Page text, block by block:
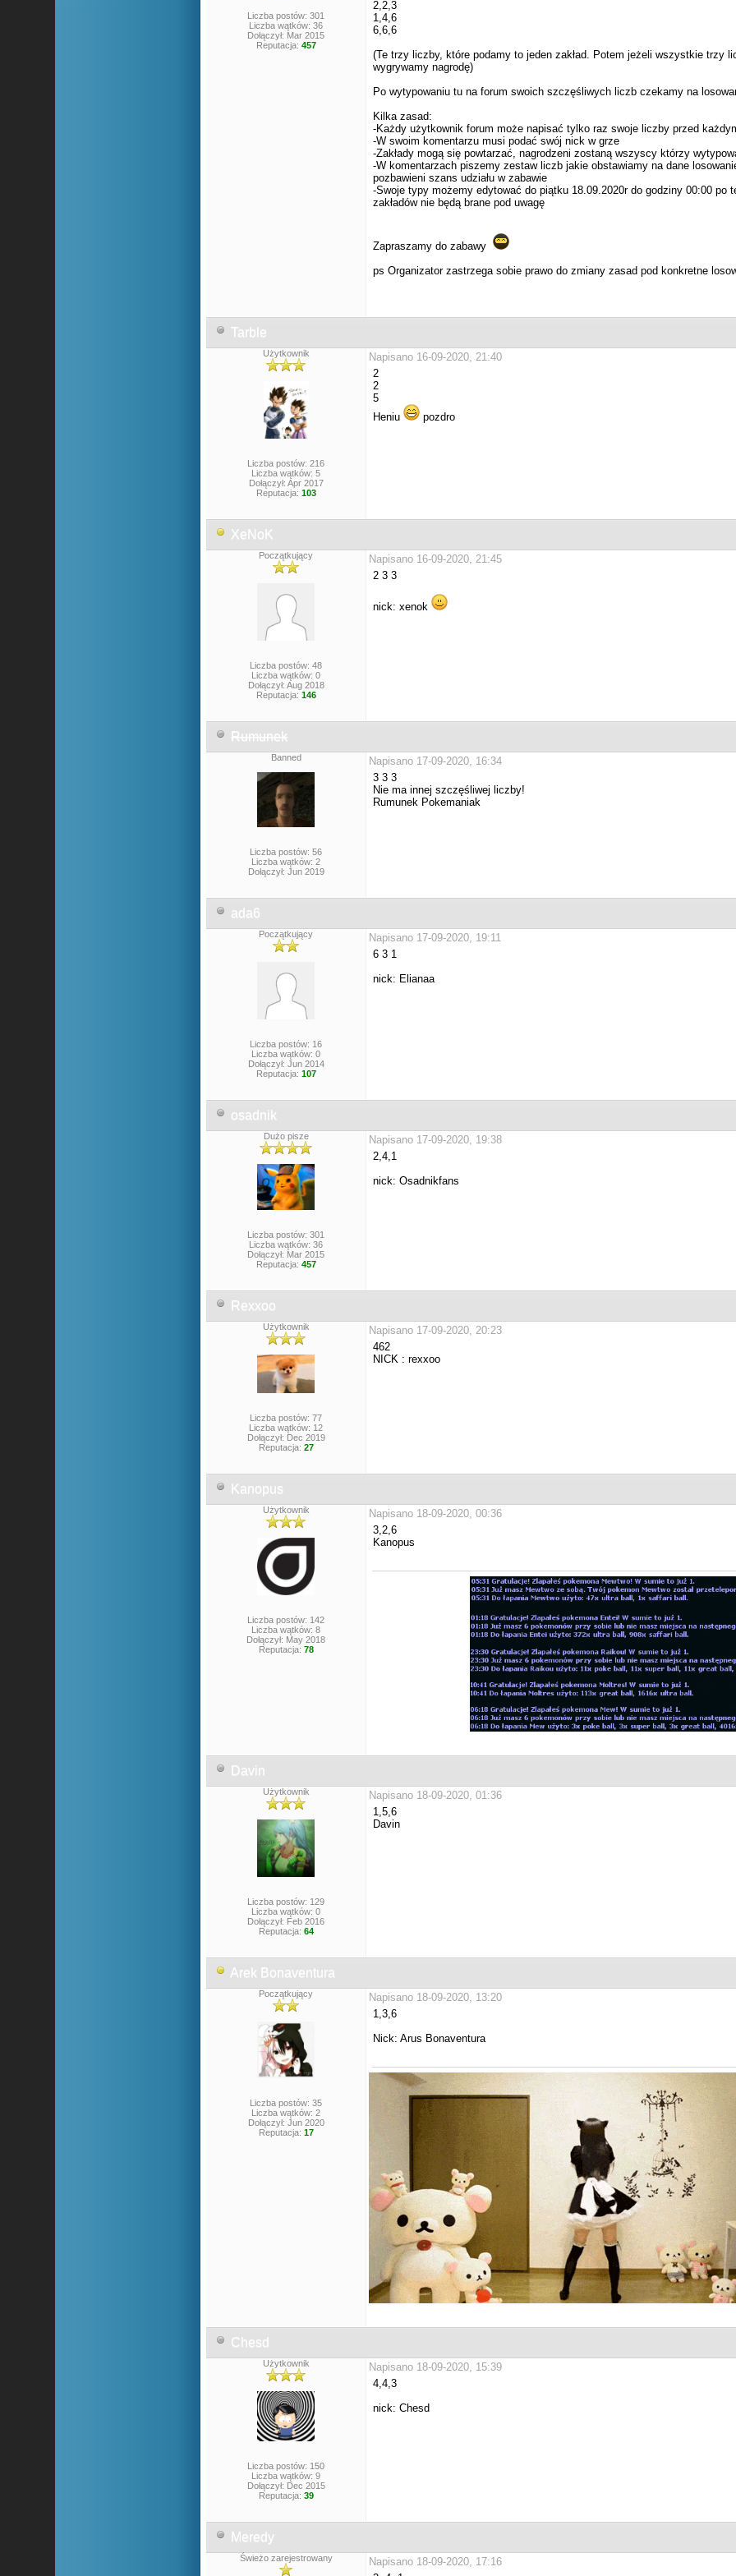
Liczba postów: 301
Liczba wątków: 36
Dołączył: Mar 2015
Reputacja: 457
2,2,3
1,4,6
6,6,6
(Te trzy liczby, które podamy to jeden zakład. Potem jeżeli wszystkie trzy
wygrywamy nagrodę)
Po wytypowaniu tu na forum swoich szczęśliwych liczb czekamy na
Kilka zasad:
-Każdy użytkownik forum może napisać tylko raz swoje liczby przed
-W swoim komentarzu musi podać swój nick w grze
-Zakłady mogą się powtarzać, nagrodzeni zostaną wszyscy którzy
-W komentarzach piszemy zestaw liczb jakie obstawiamy na dane
pozbawieni szans udziału w zabawie
-Swoje typy możemy edytować do piątku 18.09.2020r do godziny 00:00
zakładów nie będą brane pod uwagę
Zapraszamy do zabawy
ps Organizator zastrzega sobie prawo do zmiany zasad pod konkretne
Tarble
Użytkownik
Liczba postów: 216
Liczba wątków: 5
Dołączył: Apr 2017
Reputacja: 103
Napisano 16-09-2020, 21:40
2
2
5
Heniu
pozdro
XeNoK
Początkujący
Liczba postów: 48
Liczba wątków: 0
Dołączył: Aug 2018
Reputacja: 146
Napisano 16-09-2020, 21:45
2 3 3
nick: xenok
Rumunek
Banned
Liczba postów: 56
Liczba wątków: 2
Dołączył: Jun 2019
Napisano 17-09-2020, 16:34
3 3 3
Nie ma innej szczęśliwej liczby!
Rumunek Pokemaniak
ada6
Początkujący
Liczba postów: 16
Liczba wątków: 0
Dołączył: Jun 2014
Reputacja: 107
Napisano 17-09-2020, 19:11
6 3 1
nick: Elianaa
osadnik
Dużo pisze
Liczba postów: 301
Liczba wątków: 36
Dołączył: Mar 2015
Reputacja: 457
Napisano 17-09-2020, 19:38
2,4,1
nick: Osadnikfans
Rexxoo
Użytkownik
Liczba postów: 77
Liczba wątków: 12
Dołączył: Dec 2019
Reputacja: 27
Napisano 17-09-2020, 20:23
462
NICK : rexxoo
Kanopus
Użytkownik
Liczba postów: 142
Liczba wątków: 8
Dołączył: May 2018
Reputacja: 78
Napisano 18-09-2020, 00:36
3,2,6
Kanopus
Davin
Użytkownik
Liczba postów: 129
Liczba wątków: 0
Dołączył: Feb 2016
Reputacja: 64
Napisano 18-09-2020, 01:36
1,5,6
Davin
Arek Bonaventura
Początkujący
Liczba postów: 35
Liczba wątków: 2
Dołączył: Jun 2020
Reputacja: 17
Napisano 18-09-2020, 13:20
1,3,6
Nick: Arus Bonaventura
Chesd
Użytkownik
Liczba postów: 150
Liczba wątków: 9
Dołączył: Dec 2015
Reputacja: 39
Napisano 18-09-2020, 15:39
4,4,3
nick: Chesd
Meredy
Świeżo zarejestrowany
Napisano 18-09-2020, 17:16